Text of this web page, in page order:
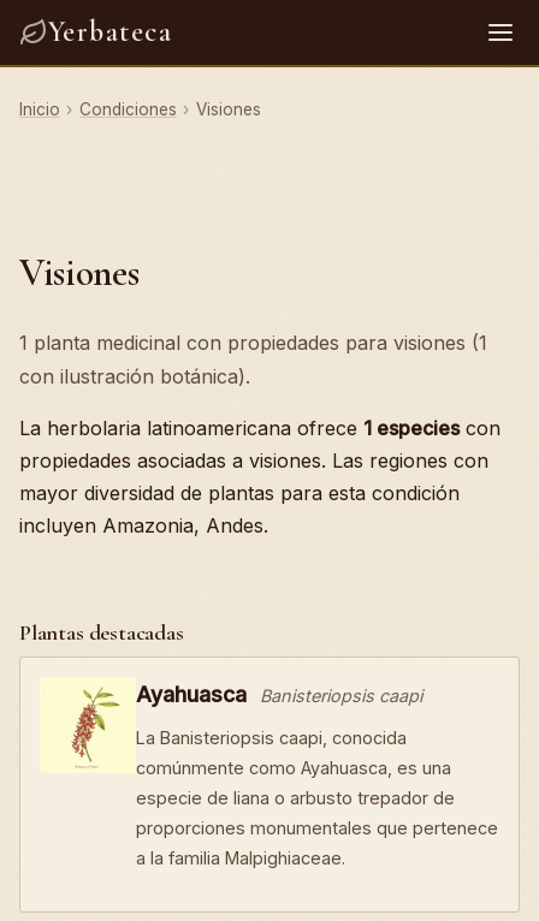
Yerbateca
Inicio › Condiciones › Visiones
Visiones
1 planta medicinal con propiedades para visiones (1
con ilustración botánica).
La herbolaria latinoamericana ofrece 1 especiescon
propiedades asociadas a visiones. Las regiones con
mayor diversidad de plantas para esta condición
incluyen Amazonia, Andes.
Plantas destacadas
Ayahuasca Banisteriopsis caapi
La Banisteriopsis caapi, conocida
comúnmente como Ayahuasca, es una
especie de liana o arbusto trepador de
proporciones monumentales que pertenece
a la familia Malpighiaceae.